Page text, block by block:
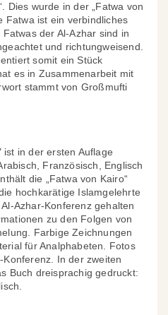
Dies wurde in der „Fatwa von
Fatwa ist ein verbindliches
der Al-Azhar sind in
und richtungweisend.
somit ein Stück
es in Zusammenarbeit mit
stammt von Großmufti
ist in der ersten Auflage
Französisch, Englisch
die „Fatwa von Kairo“
hochkarätige Islamgelehrte
Azhar-Konferenz gehalten
zu den Folgen von
Farbige Zeichnungen
für Analphabeten. Fotos
In der zweiten
Buch dreisprachig gedruckt: